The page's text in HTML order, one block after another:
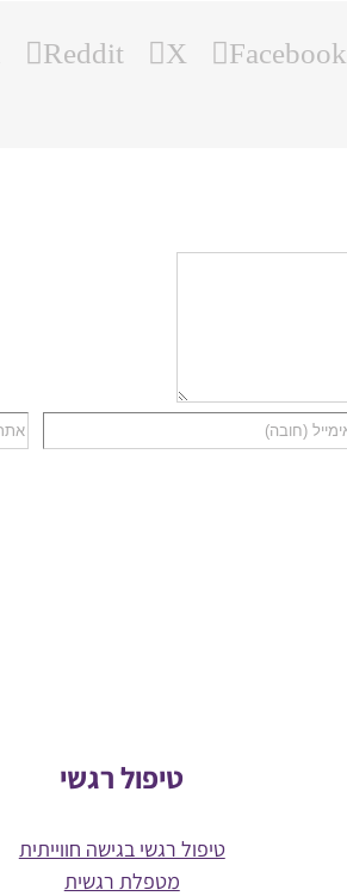
Facebook
X
Reddit
טיפול רגשי
טיפול רגשי בגישה חווייתית
מטפלת רגשית